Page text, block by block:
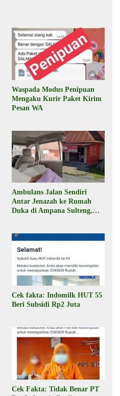
Waspada Modus Penipuan
Mengaku Kurir Paket Kirim
Pesan WA
Ambulans Jalan Sendiri
Antar Jenazah ke Rumah
Duka di Ampana Sulteng,
Cek fakta: Indomilk HUT 55
Beri Subsidi Rp2 Juta
Cek Fakta: Tidak Benar PT